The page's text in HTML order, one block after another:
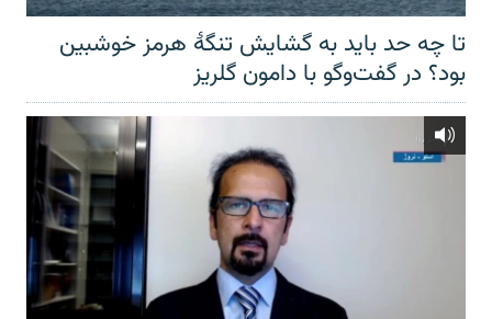
تا چه حد باید به گشایش تنگهٔ هرمز خوشبین
بود؟ در گفت‌وگو با دامون گلریز